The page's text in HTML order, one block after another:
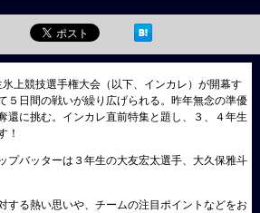
上競技選手権大会（以下、インカレ）が開幕す
５日間の戦いが繰り広げられる。昨年無念の準優
還に挑む。インカレ直前特集と題し、３、４年生
！
プバッターは３年生の大友宏太選手、大久保雅斗
する熱い思いや、チームの注目ポイントなどをお